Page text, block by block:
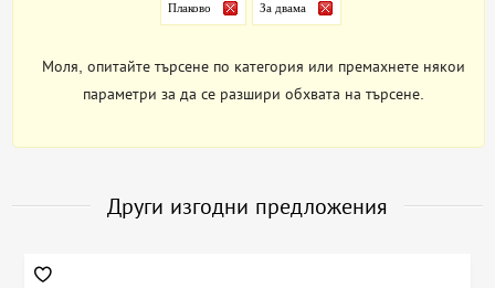
Плаково За двама
Моля, опитайте търсене по категория или премахнете някои
параметри за да се разшири обхвата на търсене.
Други изгодни предложения